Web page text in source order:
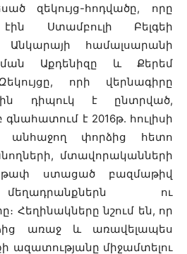
զեկույց-հոդվածը, որը
Ստամբուլի Բելգեի
համալսարանի
Աքդենիզը և Քերեմ
որի վերնագիրը
դիպուկ է ընտրված,
է 2016թ. հուլիսի
անհաջող փորձից հետո
մտավորականների
ստացած բազմաթիվ
ու
Հեղինակները նշում են, որ
առաջ և առավելապես
ազատությանը միջամտելու